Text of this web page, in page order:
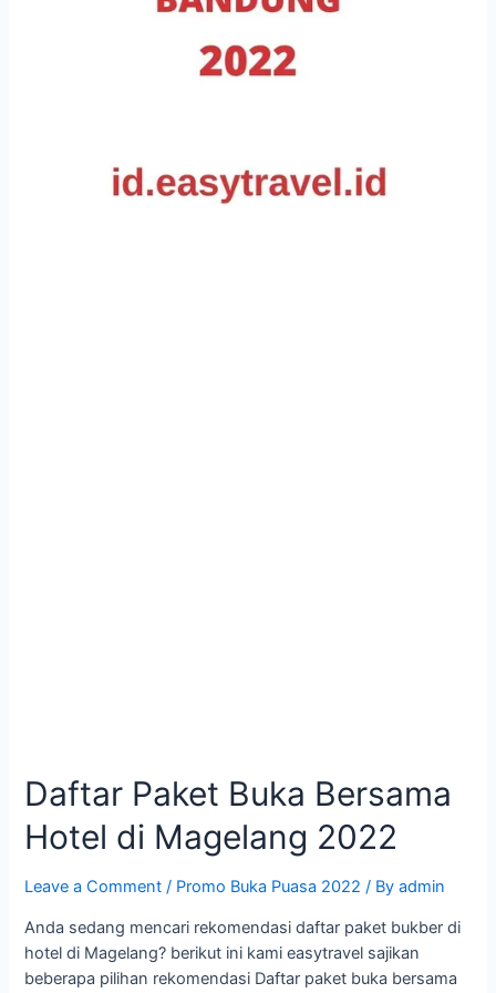
Daftar Paket Buka Bersama
Hotel di Magelang 2022
Leave a Comment / Promo Buka Puasa 2022 / Byadmin
Anda sedang mencari rekomendasi daftar paket bukber di
hotel di Magelang? berikut ini kami easytravel sajikan
beberapa pilihan rekomendasi Daftar paket buka bersama